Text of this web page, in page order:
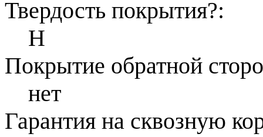
Твердость покрытия?:
Н
Покрытие обратной
нет
Гарантия на сквозную